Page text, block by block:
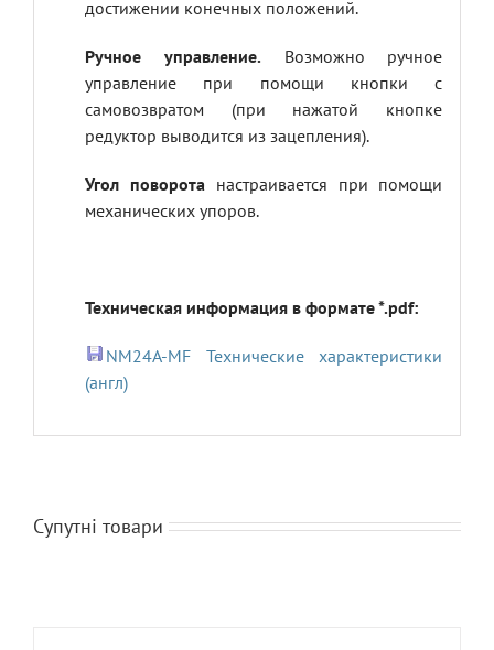
достижении конечных положений.
Ручное управление.Возможно ручное
управление при помощи кнопки с
самовозвратом (при нажатой кнопке
редуктор выводится из зацепления).
Угол поворотанастраивается при помощи
механических упоров.
Техническая информация в формате *.pdf:
NM24A-MF Технические характеристики
(англ)
Супутні товари